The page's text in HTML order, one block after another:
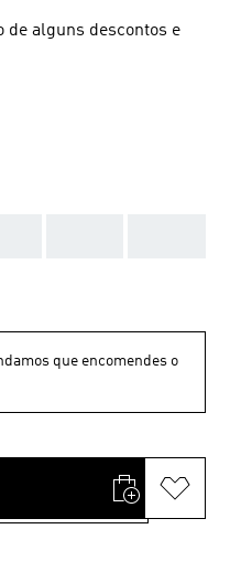
de alguns descontos e
que encomendes o